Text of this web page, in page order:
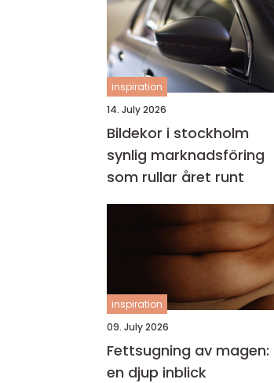
inspiration
14. July 2026
Bildekor i stockholm
synlig marknadsföring
som rullar året runt
inspiration
09. July 2026
Fettsugning av magen:
en djup inblick